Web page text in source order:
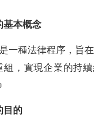
基本概念
一種法律程序，旨
組，實現企業的持
目的